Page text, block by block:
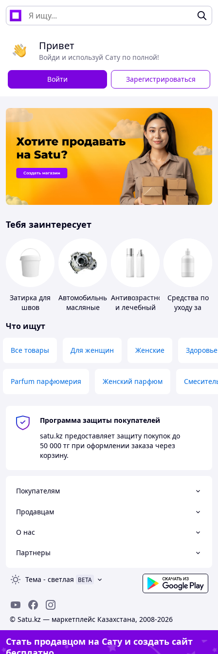
Привет
Войди и используй Сату по полной!
Войти Зарегистрироваться
Тебя заинтересует
Затирка для
швов
Автомобильные
масляные
Антивозрастной
и лечебный
Средства по
уходу за
Что ищут
Все товары Для женщин Женские Здоровье
Parfum парфюмерия Женский парфюм
Программа защиты покупателей
satu.kz предоставляет защиту покупок до
50 000 тг при оформлении заказа через
корзину.
Покупателям
Продавцам
О нас
Партнеры
Тема - светлая BETA
© Satu.kz — маркетплейс Казахстана, 2008-2026
Стать продавцом на Сату и создать сайт